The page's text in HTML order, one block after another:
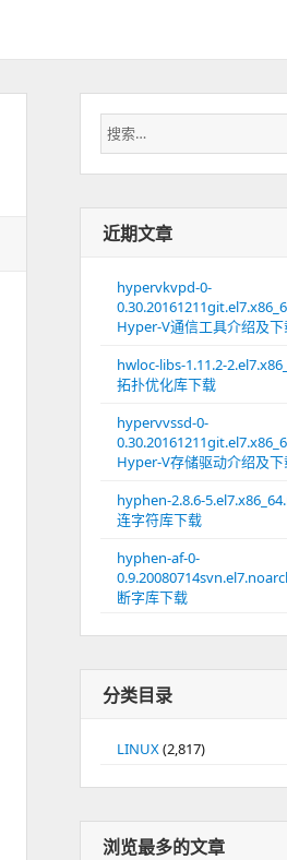
搜
索：
近期文章
hypervkvpd-0-
Hyper-V通信工具介绍及下
hwloc-libs-1.11.2-
拓扑优化库下载
hypervvssd-0-
Hyper-V存储驱动介绍及下
hyphen-2.8.6-
连字符库下载
hyphen-af-0-
断字库下载
分类目录
LINUX(2,817)
浏览最多的文章